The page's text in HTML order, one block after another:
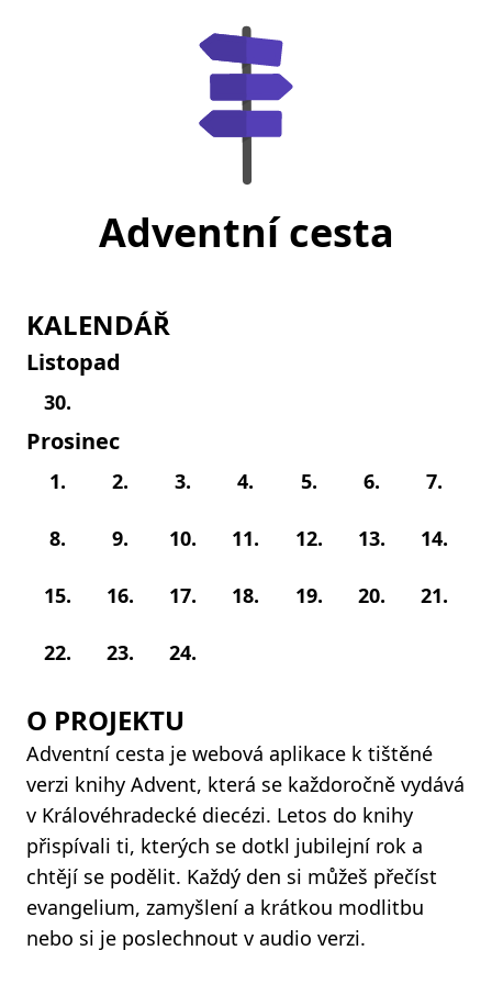
Adventní cesta
KALENDÁŘ
Listopad
30.
Prosinec
1. 2. 3. 4. 5. 6. 7.
8. 9. 10. 11. 12. 13. 14.
15. 16. 17. 18. 19. 20. 21.
22. 23. 24.
O PROJEKTU
Adventní cesta je webová aplikace k tištěné
verzi knihy Advent, která se každoročně vydává
v Královéhradecké diecézi. Letos do knihy
přispívali ti, kterých se dotkl jubilejní rok a
chtějí se podělit. Každý den si můžeš přečíst
evangelium, zamyšlení a krátkou modlitbu
nebo si je poslechnout v audio verzi.